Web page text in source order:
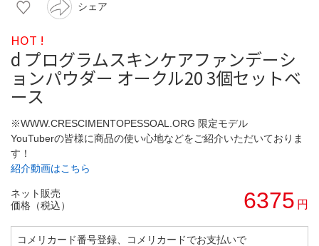
シェア
HOT !
d プログラムスキンケアファンデーシ
ョンパウダー オークル20 3個セットベ
ース
※WWW.CRESCIMENTOPESSOAL.ORG 限定モデル
YouTuberの皆様に商品の使い心地などをご紹介いただいておりま
す！
紹介動画はこちら
ネット販売
価格（税込）
6375 円
コメリカード番号登録、コメリカードでお支払いで